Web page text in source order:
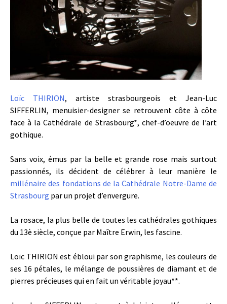
Loïc THIRION, artiste strasbourgeois et Jean-Luc
SIFFERLIN, menuisier-designer se retrouvent côte à côte
face à la Cathédrale de Strasbourg*, chef-d’oeuvre de l’art
gothique.
Sans voix, émus par la belle et grande rose mais surtout
passionnés, ils décident de célébrer à leur manière le
millénaire des fondations de la Cathédrale Notre-Dame de
Strasbourg par un projet d’envergure.
La rosace, la plus belle de toutes les cathédrales gothiques
du 13è siècle, conçue par Maître Erwin, les fascine.
Loïc THIRION est ébloui par son graphisme, les couleurs de
ses 16 pétales, le mélange de poussières de diamant et de
pierres précieuses qui en fait un véritable joyau**.